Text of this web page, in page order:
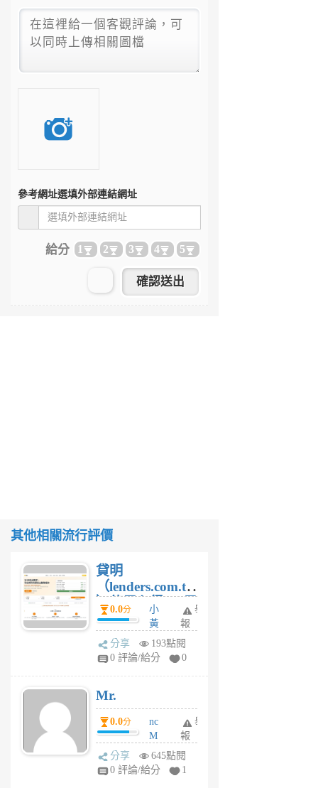
參考網址選填外部連結網址
給分 1 2 3 4 5
其他相關流行評價
貸明
（lenders.com.tw
）使用心得 — 民
間貸款比較平台
體驗
0.0分
小
黃
蜂
1
舉
報
分享
193點閱
0 評論/給分
0
Mr.
0.0分
nc
M
U
F
舉
報
分享
645點閱
0 評論/給分
1